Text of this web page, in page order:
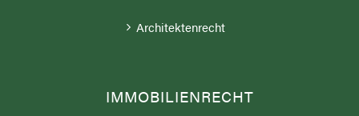
Architektenrecht
IMMOBILIENRECHT